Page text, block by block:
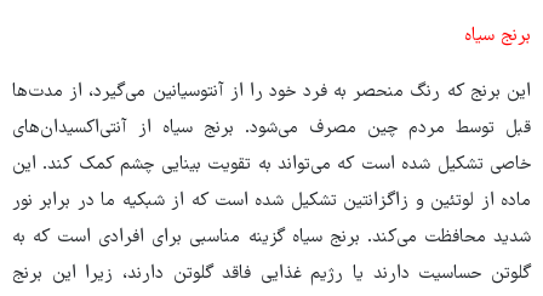
برنج سیاه
این برنج که رنگ منحصر به فرد خود را از آنتوسیانین می‌گیرد، از مدت‌ها
قبل توسط مردم چین مصرف می‌شود. برنج سیاه از آنتی‌اکسیدان‌های
خاصی تشکیل شده است که می‌تواند به تقویت بینایی چشم کمک کند. این
ماده از لوتئین و زاگزانتین تشکیل شده است که از شبکیه ما در برابر نور
شدید محافظت می‌کند. برنج سیاه گزینه مناسبی برای افرادی است که به
گلوتن حساسیت دارند یا رژیم غذایی فاقد گلوتن دارند، زیرا این برنج